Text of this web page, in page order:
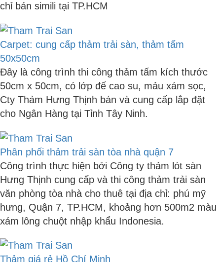
chỉ bán simili tại TP.HCM
Carpet: cung cấp thảm trải sàn, thảm tấm
50x50cm
Đây là công trình thi công thảm tấm kích thước
50cm x 50cm, có lớp đế cao su, mảu xám sọc,
Cty Thảm Hưng Thịnh bán và cung cấp lắp đặt
cho Ngân Hàng tại Tỉnh Tây Ninh.
Phân phối thảm trải sàn tòa nhà quận 7
Công trình thực hiện bởi Công ty thảm lót sàn
Hưng Thịnh cung cấp và thi công thảm trải sàn
văn phòng tòa nhà cho thuê tại địa chỉ: phú mỹ
hưng, Quận 7, TP.HCM, khoảng hơn 500m2 màu
xám lông chuột nhập khẩu Indonesia.
Thảm giá rẻ Hồ Chí Minh